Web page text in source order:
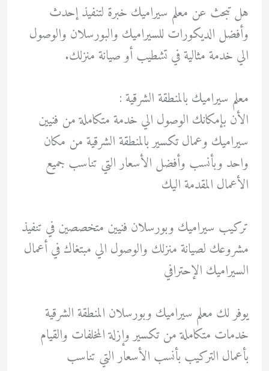
هل تبحث عن معلم سيراميك خبرة لتنفيذ إحدث
وأفضل الديكورات للسيراميك والبورسلان والوصول
الي خدمة مثالية في تشطيب أو صيانة منزلك.
معلم سيراميك بالمنطقة الشرقية :
الأن بإمكانك الوصول الي خدمة متكاملة من فنيين
سيراميك وعمال تكسير بالمنطقة الشرقية من مكان
واحد وبأنسب وأفضل الأسعار التي تناسب جميع
الأعمال المقدمة اليك
تركيب سيراميك وبورسلان فنيين متخصصين في تنفيذ
مشروعك لصيانة منزلك والوصول الي مبتغاك في أعمال
السيراميك الإحترافي
يوفر لك معلم سيراميك وبورسلان المنطقة الشرقية
خدمات متكاملة من تكسير وإزلة المخلفات والقيام
بأعمال التركيب بأنسب الأسعار التي تناسب